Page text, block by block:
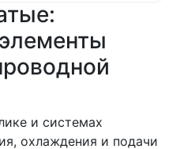
и системах
охлаждения и подачи